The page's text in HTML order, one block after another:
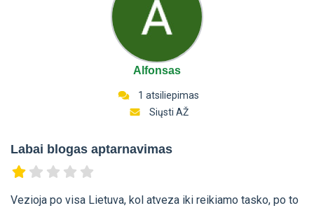
Alfonsas
1 atsiliepimas
Siųsti AŽ
Labai blogas aptarnavimas
Vezioja po visa Lietuva, kol atveza iki reikiamo tasko, po to